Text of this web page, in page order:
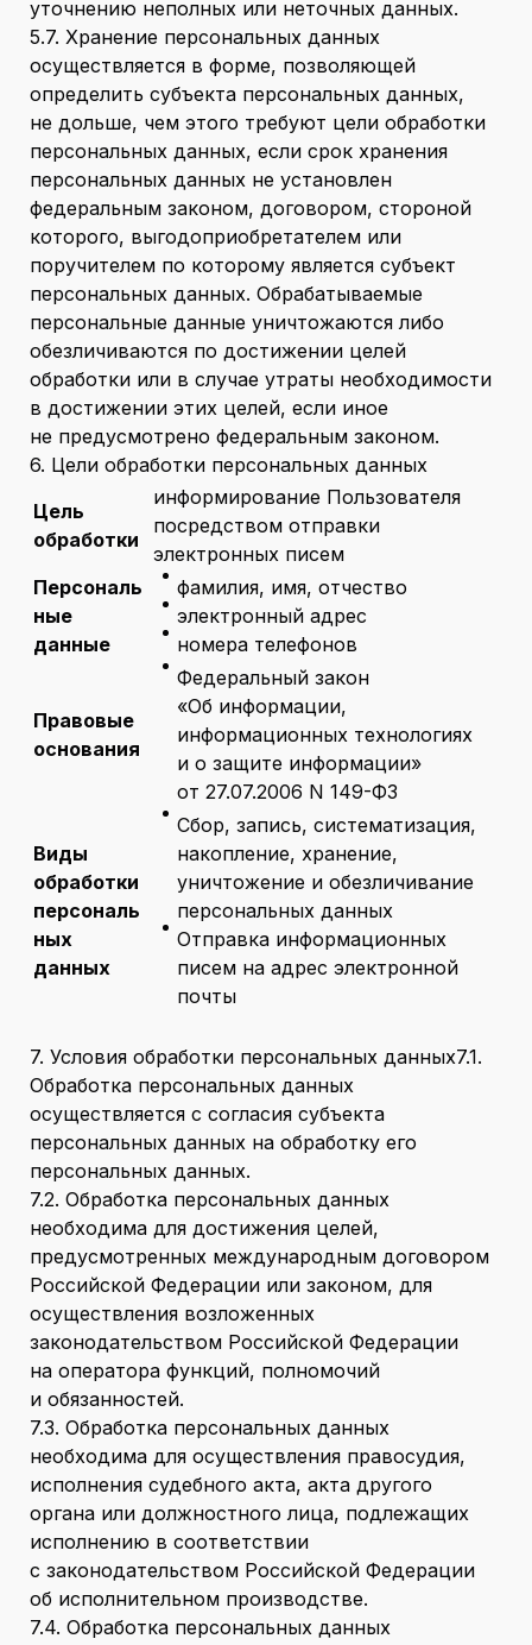
уточнению неполных или неточных данных.
5.7. Хранение персональных данных
осуществляется в форме, позволяющей
определить субъекта персональных данных,
не дольше, чем этого требуют цели обработки
персональных данных, если срок хранения
персональных данных не установлен
федеральным законом, договором, стороной
которого, выгодоприобретателем или
поручителем по которому является субъект
персональных данных. Обрабатываемые
персональные данные уничтожаются либо
обезличиваются по достижении целей
обработки или в случае утраты необходимости
в достижении этих целей, если иное
не предусмотрено федеральным законом.
6. Цели обработки персональных данных
Цель
обработки
информирование Пользователя
посредством отправки
электронных писем
Персональ
ные
данные
фамилия, имя, отчество
электронный адрес
номера телефонов
Правовые
основания
Федеральный закон
«Об информации,
информационных технологиях
и о защите информации»
от 27.07.2006 N 149-ФЗ
Виды
обработки
персональ
ных
данных
Сбор, запись, систематизация,
накопление, хранение,
уничтожение и обезличивание
персональных данных
Отправка информационных
писем на адрес электронной
почты
7. Условия обработки персональных данных7.1.
Обработка персональных данных
осуществляется с согласия субъекта
персональных данных на обработку его
персональных данных.
7.2. Обработка персональных данных
необходима для достижения целей,
предусмотренных международным договором
Российской Федерации или законом, для
осуществления возложенных
законодательством Российской Федерации
на оператора функций, полномочий
и обязанностей.
7.3. Обработка персональных данных
необходима для осуществления правосудия,
исполнения судебного акта, акта другого
органа или должностного лица, подлежащих
исполнению в соответствии
с законодательством Российской Федерации
об исполнительном производстве.
7.4. Обработка персональных данных